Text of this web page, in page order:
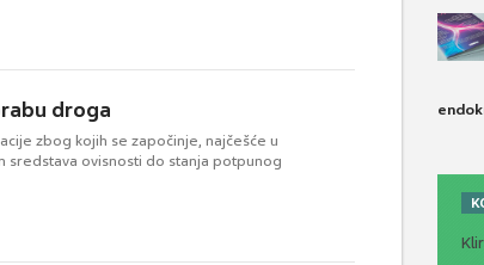
droga
zbog kojih se započinje, najčešće u
sredstava ovisnosti do stanja potpunog